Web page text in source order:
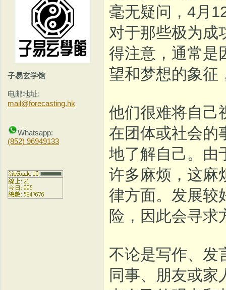
子易玄学馆
电邮地址:
mail@forecasting.hk
Whatsapp:
(852) 96949133
毫无疑问，4月
对于那些极为成
得注意，通常是
望和梦想的象征
他们很难将自己
在团体或社会的
地了解自己。由
许多麻烦，这麻
律方面。发展较
险，因此会寻求
不论是写作、发
同事、朋友或家